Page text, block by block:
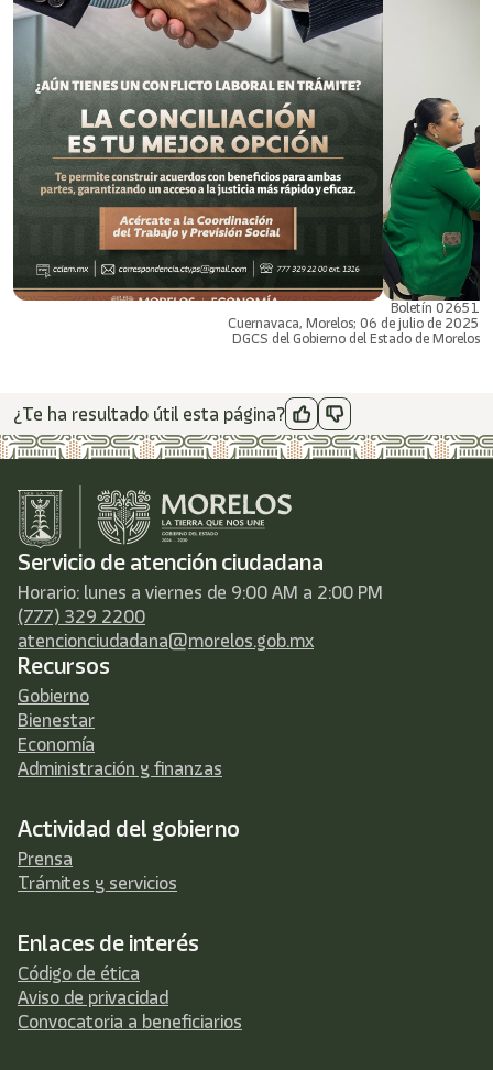
Boletín 02651
Cuernavaca, Morelos; 06 de julio de 2025
DGCS del Gobierno del Estado de Morelos
¿Te ha resultado útil esta página?
Servicio de atención ciudadana
Horario: lunes a viernes de 9:00 AM a 2:00 PM
(777) 329 2200
atencionciudadana@morelos.gob.mx
Recursos
Gobierno
Bienestar
Economía
Administración y finanzas
Actividad del gobierno
Prensa
Trámites y servicios
Enlaces de interés
Código de ética
Aviso de privacidad
Convocatoria a beneficiarios